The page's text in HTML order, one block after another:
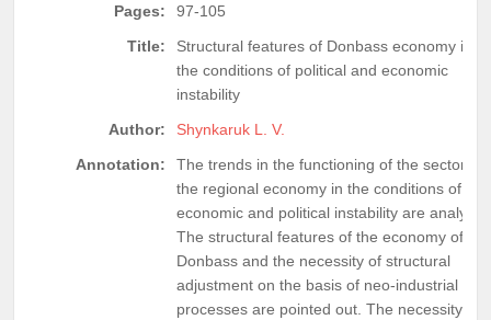
Pages:
97-105
Title:
Structural features of Donbass economy in
the conditions of political and economic
instability
Author:
Shynkaruk L. V.
Annotation:
The trends in the functioning of the sectors of
the regional economy in the conditions of
economic and political instability are
The structural features of the economy of
Donbass and the necessity of structural
adjustment on the basis of neo-industrial
processes are pointed out. The necessity of